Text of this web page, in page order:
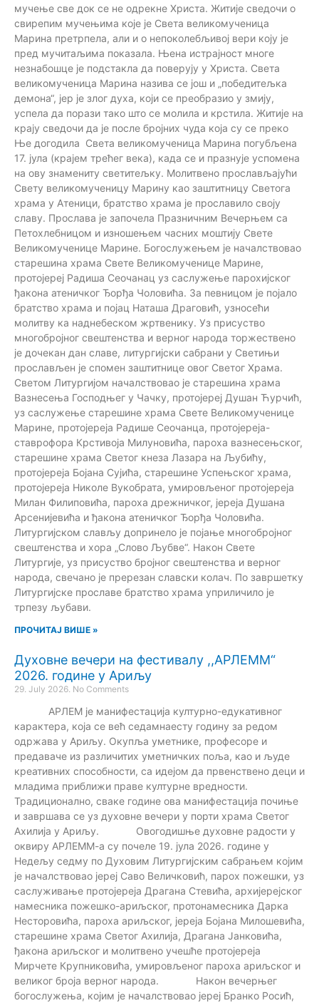
мучење све док се не одрекне Христа. Житије сведочи о
свирепим мучењима које је Света великомученица
Марина претрпела, али и о непоколебљивој вери коју је
пред мучитаљима показала. Њена истрајност многе
незнабошце је подстакла да поверују у Христа. Света
великомученица Марина назива се још и „победитељка
демона“, јер је злог духа, који се преобразио у змију,
успела да порази тако што се молила и крстила. Житије на
крају сведочи да је после бројних чуда која су се преко
Ње догодила Света великомученица Марина погубљена
17. јула (крајем трећег века), када се и празнује успомена
на ову знамениту светитељку. Молитвено прослављајући
Свету великомученицу Марину као заштитницу Светога
храма у Атеници, братство храма је прославило своју
славу. Прослава је започела Празничним Вечерњем са
Петохлебницом и изношењем часних моштију Свете
Великомученице Марине. Богослужењем је началствовао
старешина храма Свете Великомученице Марине,
протојереј Радиша Сеочанац уз саслужење парохијског
ђакона атеничког Ђорђа Чоловића. За певницом је појало
братство храма и појац Наташа Драговић, узносећи
молитву ка наднебеском жртвенику. Уз присуство
многобројног свештенства и верног народа торжествено
je дочекан дан славе, литургијски сабрани у Светињи
прослављен је спомен заштитнице овог Светог Храма.
Светом Литургијом началствовао је старешина храма
Вазнесења Господњег у Чачку, протојереј Душан Ћурчић,
уз саслужење старешине храма Свете Великомученице
Марине, протојереја Радише Сеочанца, протојереја-
ставрофора Крстивоја Милуновића, пароха вазнесењског,
старешине храма Светог кнеза Лазара на Љубићу,
протојереја Бојана Сујића, старешине Успењског храма,
протојереја Николе Вукобрата, умировљеног протојереја
Милан Филиповића, пароха дрежничког, јереја Душана
Арсенијевића и ђакона атеничког Ђорђа Чоловића.
Литургијском слављу допринело је појање многобројног
свештенства и хора „Слово Љубве“. Након Свете
Литургије, уз присуство бројног свештенства и верног
народа, свечано је пререзан славски колач. По завршетку
Литургијске прославе братство храма уприличило је
трпезу љубави.
ПРОЧИТАЈ ВИШЕ »
Духовне вечери на фестивалу ,,АРЛЕММ“
2026. године у Ариљу
29. July 2026. No Comments
АРЛЕМ је манифестација културно-едукативног
карактера, која се већ седамнаесту годину за редом
одржава у Ариљу. Окупља уметнике, професоре и
предаваче из различитих уметничких поља, као и људе
креативних способности, са идејом да првенствено деци и
младима приближи праве културне вредности.
Традиционално, сваке године ова манифестација почиње
и завршава се уз духовне вечери у порти храма Светог
Ахилија у Ариљу. Овогодишње духовне радости у
оквиру АРЛЕММ-а су почеле 19. јула 2026. године у
Недељу седму по Духовим Литургијским сабрањем којим
је началствовао јереј Саво Величковић, парох пожешки, уз
саслуживање протојереја Драгана Стевића, архијерејског
намесника пожешко-ариљског, протонамесника Дарка
Несторовића, пароха ариљског, јереја Бојана Милошевића,
старешине храма Светог Ахилија, Драгана Јанковића,
ђакона ариљског и молитвено учешће протојереја
Мирчете Крупниковића, умировљеног пароха ариљског и
великог броја верног народа. Након вечерњег
богослужења, којим је началствовао јереј Бранко Росић,